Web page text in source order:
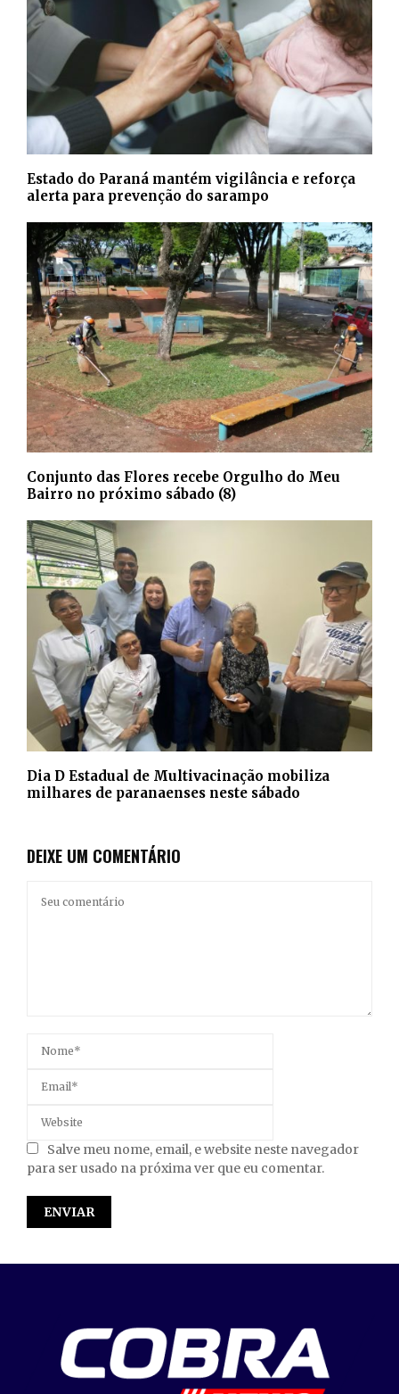
Estado do Paraná mantém vigilância e reforça
alerta para prevenção do sarampo
Conjunto das Flores recebe Orgulho do Meu
Bairro no próximo sábado (8)
Dia D Estadual de Multivacinação mobiliza
milhares de paranaenses neste sábado
DEIXE UM COMENTÁRIO
Salve meu nome, email, e website neste navegador
para ser usado na próxima ver que eu comentar.